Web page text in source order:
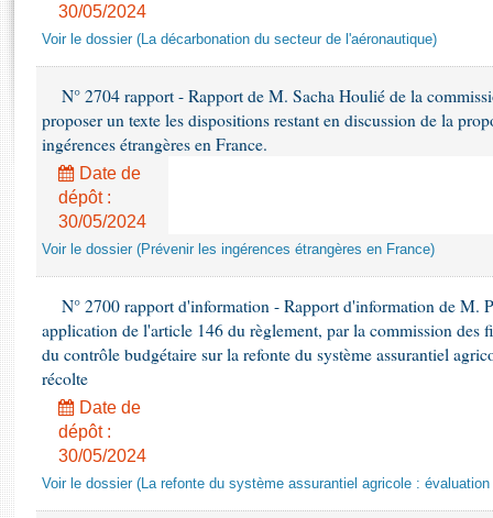
Rapports législatifs
Rapports sur l'application des lois
Baromètre de l’application des lois
Dossiers législatifs
Budget et sécurité sociale
Comptes rendus des débats
Anciennes législatures
Liens vers les sites publics
30/05/2024
Voir le dossier (La décarbonation du secteur de l'aéronautique)
N° 2704 rapport - Rapport de M. Sacha Houlié de la
proposer un texte les dispositions restant en discussion de la
ingérences étrangères en France.
Date de
dépôt :
30/05/2024
Voir le dossier (Prévenir les ingérences étrangères en France)
N° 2700 rapport d'information - Rapport d'information de M.
application de l'article 146 du règlement, par la commission des
du contrôle budgétaire sur la refonte du système assurantiel
récolte
Date de
dépôt :
30/05/2024
Voir le dossier (La refonte du système assurantiel agricole :